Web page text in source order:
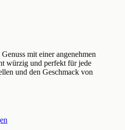
mit einer angenehmen
würzig und perfekt für jede
und den Geschmack von